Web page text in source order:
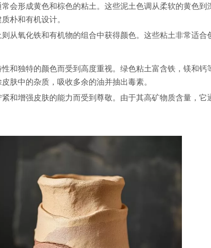
会形成黄色和棕色的粘土。这些泥土色调从柔软的黄色
朴和有机设计。
从氧化铁和有机物的组合中获得颜色。这些粘土非常适合
和独特的颜色而受到高度重视。绿色粘土富含铁，镁和
肤中的杂质，吸收多余的油并抽出毒素。
和增强皮肤的能力而受到尊敬。由于其高矿物质含量，